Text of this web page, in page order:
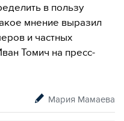
в пользу
мнение выразил
и частных
Томич на пресс-
Мария Мамаева